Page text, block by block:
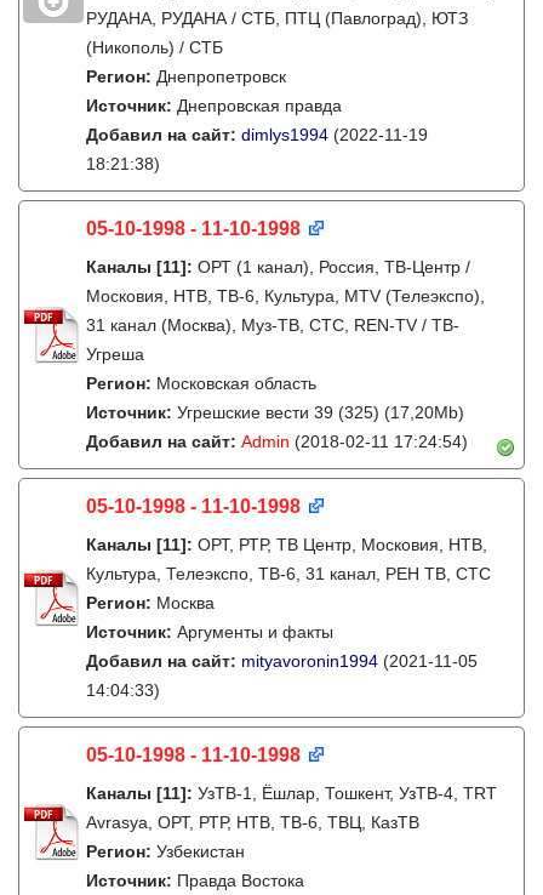
РУДАНА, РУДАНА / СТБ, ПТЦ (Павлоград), ЮТЗ
(Никополь) / СТБ
Регион: Днепропетровск
Источник: Днепровская правда
Добавил на сайт: dimlys1994 (2022-11-19
18:21:38)
05-10-1998 - 11-10-1998
Каналы [11]: ОРТ (1 канал), Россия, ТВ-Центр /
Московия, НТВ, ТВ-6, Культура, MTV (Телеэкспо),
31 канал (Москва), Муз-ТВ, СТС, REN-TV / ТВ-
Угреша
Регион: Московская область
Источник: Угрешские вести 39 (325) (17,20Mb)
Добавил на сайт: Admin (2018-02-11 17:24:54)
05-10-1998 - 11-10-1998
Каналы [11]: ОРТ, РТР, ТВ Центр, Московия, НТВ,
Культура, Телеэкспо, ТВ-6, 31 канал, РЕН ТВ, СТС
Регион: Москва
Источник: Аргументы и факты
Добавил на сайт: mityavoronin1994 (2021-11-05
14:04:33)
05-10-1998 - 11-10-1998
Каналы [11]: УзТВ-1, Ëшлар, Тошкент, УзТВ-4, TRT
Avrasya, ОРТ, РТР, НТВ, ТВ-6, ТВЦ, КазТВ
Регион: Узбекистан
Источник: Правда Востока